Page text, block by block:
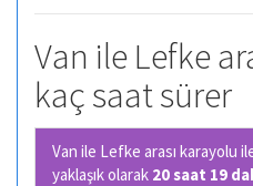
Van ile Lefke
kaç saat sürer
Van ile Lefke arası karayolu
yaklaşık olarak 20 saat 19